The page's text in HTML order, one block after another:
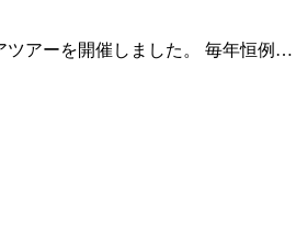
ツアーを開催しました。 毎年恒例…